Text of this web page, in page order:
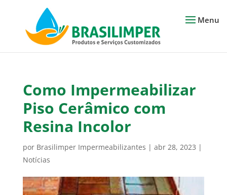
Como Impermeabilizar
Piso Cerâmico com
Resina Incolor
por Brasilimper Impermeabilizantes | abr 28, 2023 |
Notícias